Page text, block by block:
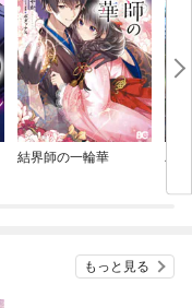
結界師の一輪華
バ
今
もっと見る